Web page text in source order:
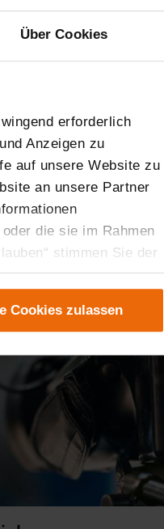
Über Cookies
erforderlich
Anzeigen zu
auf unsere Website zu
an unsere Partner
die sie im Rahmen
stimmen Sie der
der einzelnen
teilweise zustimmen.
nicht längerfristig
Cookies zulassen